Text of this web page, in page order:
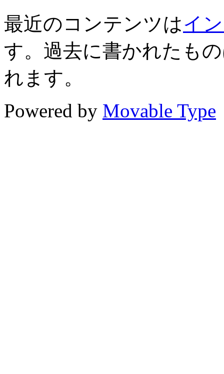
最近のコンテンツはイ
す。過去に書かれたも
れます。
Powered by Movable Type